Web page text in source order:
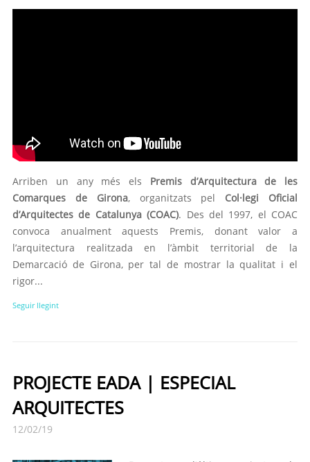
Arriben un any més els Premis d’Arquitectura de les
Comarques de Girona, organitzats pel Col·legi Oficial
d’Arquitectes de Catalunya (COAC). Des del 1997, el COAC
convoca anualment aquests Premis, donant valor a
l’arquitectura realitzada en l’àmbit territorial de la
Demarcació de Girona, per tal de mostrar la qualitat i el
rigor...
Seguir llegint
PROJECTE EADA | ESPECIAL
ARQUITECTES
12/02/19